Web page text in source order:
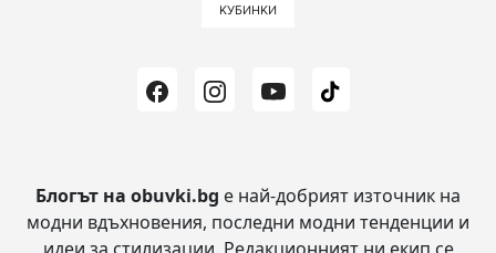
КУБИНКИ
Блогът на obuvki.bg е най-добрият източник на
модни вдъхновения, последни модни тенденции и